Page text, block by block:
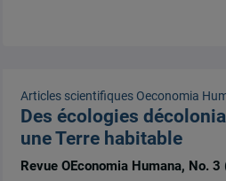
Articles scientifiques Oeconomia
Des écologies
une Terre habitable
Revue OEconomia Humana, No.